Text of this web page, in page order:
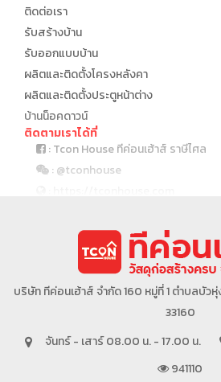
ติดต่อเรา
รับสร้างบ้าน
รับออกแบบบ้าน
ผลิตและติดตั้งโครงหลังคา
ผลิตและติดตั้งประตูหน้าต่าง
บ้านน็อคดาวน์
ติดตามเราได้ที่
: Tcon House ทีค่อนเฮ้าส์ ราษีไศล
: @tconhouse
บริษัทในเครือ
บริษัท ทีค่อนเฮ้าส์ จำกัด 160 หมู่ที่ 1 ตำบลบัว
33160
จันทร์ - เสาร์ 08.00 น. - 17.00 น.
941110